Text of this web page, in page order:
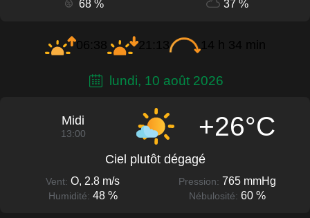
68 %
37 %
06:38 21:13 14 h 34 min
lundi, 10 août 2026
Midi
13:00 +26°C
Ciel plutôt dégagé
Vent: O, 2.8 m/s Pression: 765 mmHg
Humidité: 48 % Nébulosité: 60 %